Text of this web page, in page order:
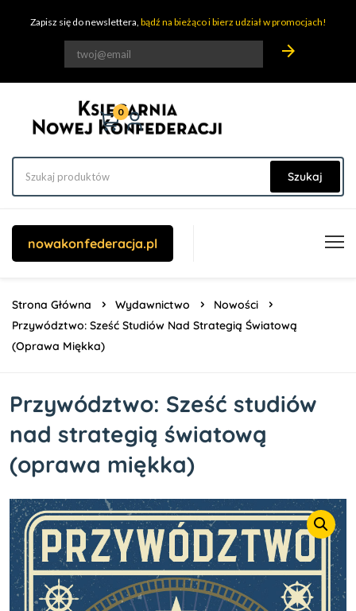
Zapisz się do newslettera, bądź na bieżąco i bierz udział w promocjach!
arrow_forward
0
Szukaj
nowakonfederacja.pl
Strona Główna Wydawnictwo
Nowości
Przywództwo: Sześć Studiów Nad Strategią Światową
(oprawa Miękka)
Przywództwo: Sześć studiów
nad strategią światową
(oprawa miękka)